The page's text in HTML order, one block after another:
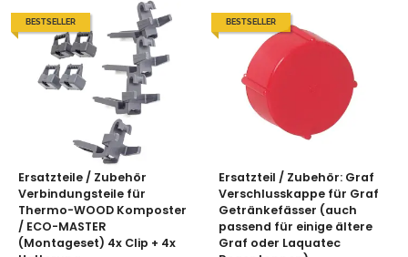
BESTSELLER
Ersatzteile / Zubehör
Verbindungsteile für
Thermo-WOOD Komposter
/ ECO-MASTER
(Montageset) 4x Clip + 4x
BESTSELLER
Ersatzteil / Zubehör: Graf
Verschlusskappe für Graf
Getränkefässer (auch
passend für einige ältere
Graf oder Laquatec